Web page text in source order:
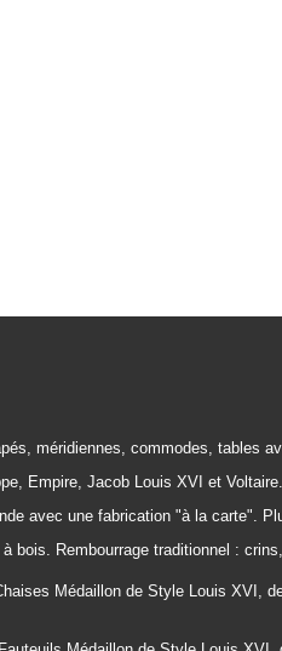
méridiennes, commodes, tables
Empire, Jacob Louis XVI et Voltaire.
avec une fabrication "à la carte".
Rembourrage traditionnel :
Médaillon de Style Louis